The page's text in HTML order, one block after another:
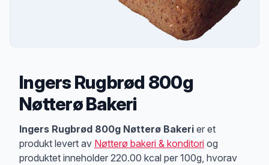
Ingers Rugbrød 800g
Nøtterø Bakeri
Produktbeskrivelse
Ingers Rugbrød 800g Nøtterø Bakeri er et
produkt levert av Nøtterø bakeri & konditori og
produktet inneholder 220.00 kcal per 100g, hvorav